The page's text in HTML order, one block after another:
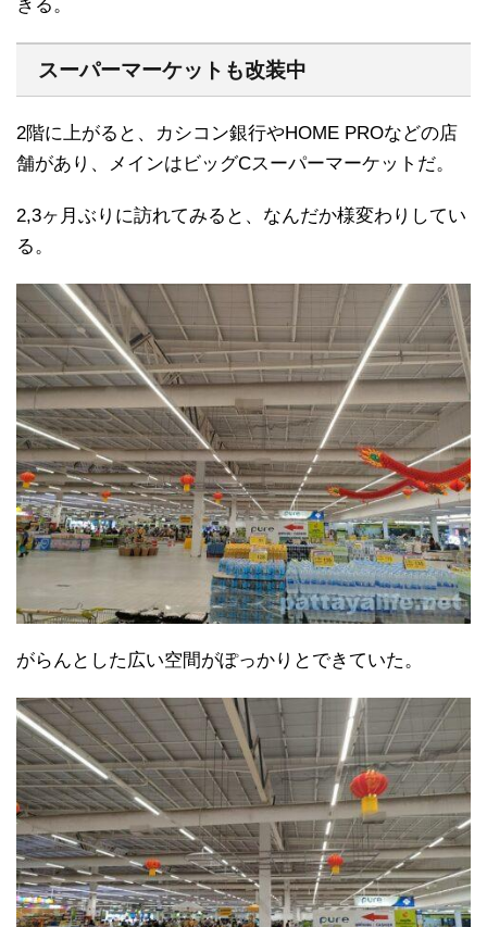
きる。
スーパーマーケットも改装中
2階に上がると、カシコン銀行やHOME PROなどの店
舗があり、メインはビッグCスーパーマーケットだ。
2,3ヶ月ぶりに訪れてみると、なんだか様変わりしてい
る。
がらんとした広い空間がぽっかりとできていた。